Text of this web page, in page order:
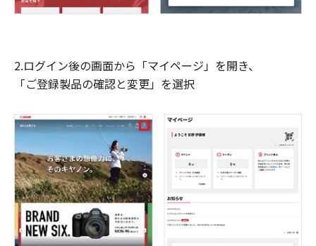
2.ログイン後の画面から「マイページ」を開き、
「ご登録製品の確認と変更」を選択